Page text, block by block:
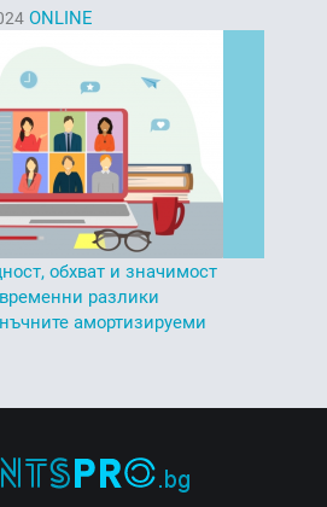
ONLINE
обхват и значимост
разлики
амортизируеми